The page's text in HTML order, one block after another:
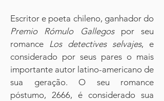
Escritor e poeta chileno, ganhador do
Premio Rómulo Gallegospor seu
romance Los detectives selvajes, e
considerado por seus pares o mais
importante autor latino-americano de
sua geração. O seu romance
póstumo, 2666, é considerado sua